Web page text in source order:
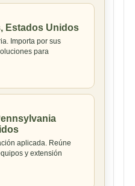
Estados Unidos
Importa por sus
para
aplicada. Reúne
y extensión